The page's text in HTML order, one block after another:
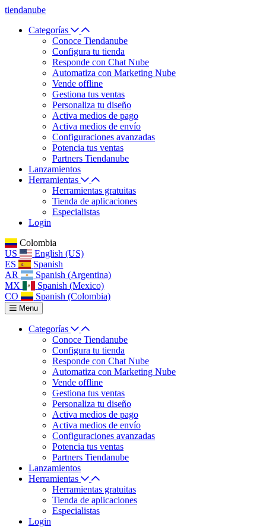
tiendanube
Categorías
Conoce Tiendanube
Configura tu tienda
Responde con Chat Nube
Automatiza con Marketing Nube
Vende offline
Gestiona tus ventas
Personaliza tu diseño
Activa medios de pago
Activa medios de envío
Configuraciones avanzadas
Potencia tus ventas
Partners Tiendanube
Lanzamientos
Herramientas
Herramientas gratuitas
Tienda de aplicaciones
Especialistas
Login
Colombia
US
English (US)
ES
Spanish
AR
Spanish (Argentina)
MX
Spanish (Mexico)
CO
Spanish (Colombia)
Menu
Categorías
Conoce Tiendanube
Configura tu tienda
Responde con Chat Nube
Automatiza con Marketing Nube
Vende offline
Gestiona tus ventas
Personaliza tu diseño
Activa medios de pago
Activa medios de envío
Configuraciones avanzadas
Potencia tus ventas
Partners Tiendanube
Lanzamientos
Herramientas
Herramientas gratuitas
Tienda de aplicaciones
Especialistas
Login